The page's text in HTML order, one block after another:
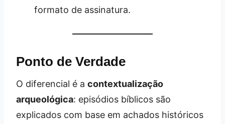
formato de assinatura.
Ponto de Verdade
O diferencial é a contextualização
arqueológica: episódios bíblicos são
explicados com base em achados históricos